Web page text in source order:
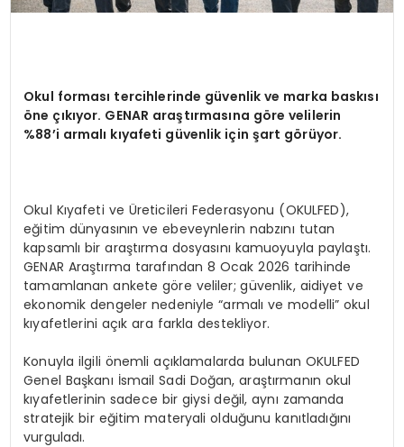
Okul forması tercihlerinde güvenlik ve marka baskısı
öne çıkıyor. GENAR araştırmasına göre velilerin
%88’i armalı kıyafeti güvenlik için şart görüyor.
Okul Kıyafeti ve Üreticileri Federasyonu (OKULFED),
eğitim dünyasının ve ebeveynlerin nabzını tutan
kapsamlı bir araştırma dosyasını kamuoyuyla paylaştı.
GENAR Araştırma tarafından 8 Ocak 2026 tarihinde
tamamlanan ankete göre veliler; güvenlik, aidiyet ve
ekonomik dengeler nedeniyle “armalı ve modelli” okul
kıyafetlerini açık ara farkla destekliyor.
Konuyla ilgili önemli açıklamalarda bulunan OKULFED
Genel Başkanı İsmail Sadi Doğan, araştırmanın okul
kıyafetlerinin sadece bir giysi değil, aynı zamanda
stratejik bir eğitim materyali olduğunu kanıtladığını
vurguladı.